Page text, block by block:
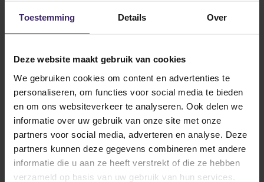
Toestemming Details Over
Deze website maakt gebruik van cookies
We gebruiken cookies om content en advertenties te
personaliseren, om functies voor social media te bieden
en om ons websiteverkeer te analyseren. Ook delen we
informatie over uw gebruik van onze site met onze
partners voor social media, adverteren en analyse. Deze
partners kunnen deze gegevens combineren met andere
informatie die u aan ze heeft verstrekt of die ze hebben
verzameld op basis van uw gebruik van hun services.
Conference Team’!
16
Nov
Updates
Recap 11 t/m 13 november – Champions
Edition #3